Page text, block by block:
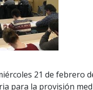
21 de febrero
para la provisión